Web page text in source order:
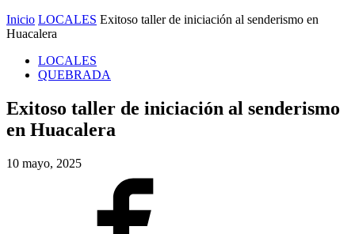
Inicio LOCALES Exitoso taller de iniciación al senderismo en
Huacalera
LOCALES
QUEBRADA
Exitoso taller de iniciación al senderismo
en Huacalera
10 mayo, 2025